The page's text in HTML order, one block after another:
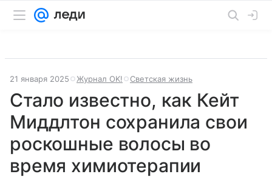
21 января 2025 Журнал OK! Светская жизнь
Стало известно, как Кейт
Миддлтон сохранила свои
роскошные волосы во
время химиотерапии